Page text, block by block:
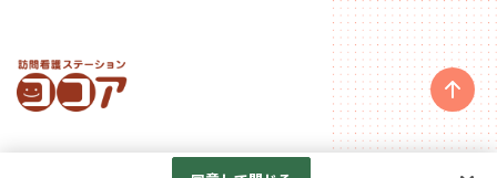
Googleアナリティクスの利用について